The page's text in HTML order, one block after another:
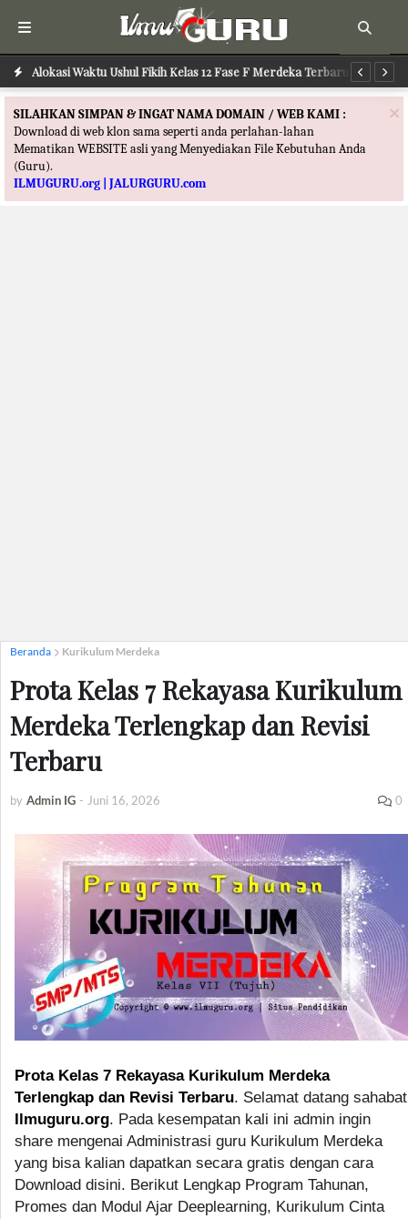
Alokasi Waktu Ushul Fikih Kelas 12 Fase F Merdeka Terbaru
Alokasi Waktu Ilmu Tafsir Kelas 12 Fase F Merdeka Terbaru
×
SILAHKAN SIMPAN & INGAT NAMA DOMAIN / WEB KAMI :
Download di web klon sama seperti anda perlahan-lahan
Mematikan WEBSITE asli yang Menyediakan File Kebutuhan Anda
(Guru).
ILMUGURU.org | JALURGURU.com
Beranda Kurikulum Merdeka
Prota Kelas 7 Rekayasa Kurikulum
Merdeka Terlengkap dan Revisi
Terbaru
by Admin IG - Juni 16, 2026 0
Prota Kelas 7 Rekayasa Kurikulum Merdeka
Terlengkap dan Revisi Terbaru. Selamat datang sahabat
Ilmuguru.org. Pada kesempatan kali ini admin ingin
share mengenai Administrasi guru Kurikulum Merdeka
yang bisa kalian dapatkan secara gratis dengan cara
Download disini. Berikut Lengkap Program Tahunan,
Promes dan Modul Ajar Deeplearning, Kurikulum Cinta